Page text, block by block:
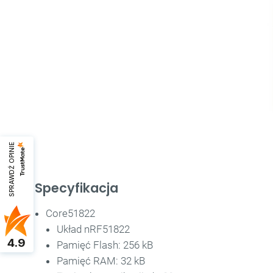
SPRAWDŹ OPINIE
4.9
Specyfikacja
Core51822
Układ nRF51822
Pamięć Flash: 256 kB
Pamięć RAM: 32 kB